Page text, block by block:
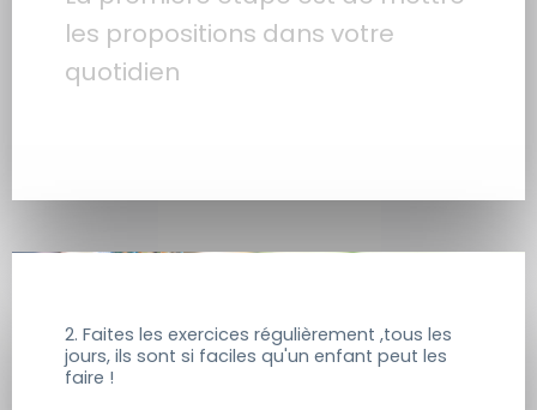
les propositions dans votre
quotidien
2. Faites les exercices régulièrement ,tous les
jours, ils sont si faciles qu'un enfant peut les
faire !